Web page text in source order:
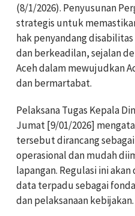
(8/1/2026). Penyusunan
strategis untuk
hak penyandang
dan berkeadilan, sejalan
Aceh dalam mewujudkan
dan bermartabat.
Pelaksana Tugas Kepala
Jumat [9/01/2026]
tersebut dirancang
operasional dan mudah
lapangan. Regulasi ini
data terpadu sebagai
dan pelaksanaan kebijakan.